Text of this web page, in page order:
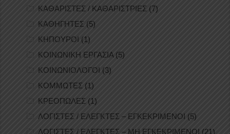
ΚΑΘΑΡΙΣΤΕΣ / ΚΑΘΑΡΙΣΤΡΙΕΣ (7)
ΚΑΘΗΓΗΤΕΣ (5)
ΚΗΠΟΥΡΟΙ (1)
ΚΟΙΝΩΝΙΚΗ ΕΡΓΑΣΙΑ(5)
ΚΟΙΝΩΝΙΟΛΟΓΟΙ (3)
ΚΟΜΜΩΤΕΣ (1)
ΚΡΕΟΠΩΛΕΣ (1)
ΛΟΓΙΣΤΕΣ / ΕΛΕΓΚΤΕΣ – ΕΓΚΕΚΡΙΜΕΝΟΙ (5)
ΛΟΓΙΣΤΕΣ / ΕΛΕΓΚΤΕΣ – ΜΗ ΕΓΚΕΚΡΙΜΕΝΟΙ (21)